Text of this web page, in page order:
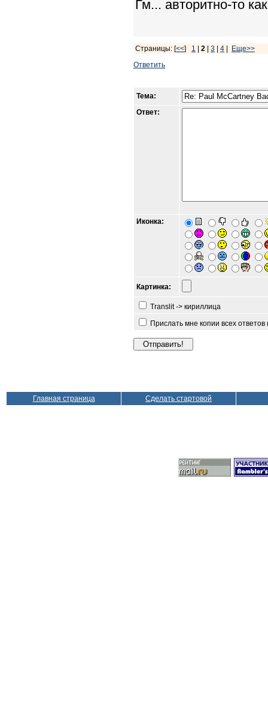
Гм... авторитно-то
Страницы: [<<] 1 2 3 4
Еще>>
Ответить
Тема:
Ответ:
Иконка:
Картинка:
Translit -> кириллица
Прислать мне копии всех
Главная страница Сделать стартовой